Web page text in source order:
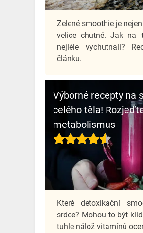
Zelené smoothie je
velice chutné. Jak
nejléle vychutnali?
článku.
Výborné recepty na
celého těla!
metabolismus
Které detoxikační
srdce? Mohou to být
tuhle nálož vitamínů